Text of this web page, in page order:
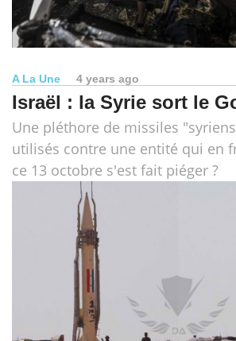
A La Une 4 years ago
Israël : la Syrie sort le
Une pléthore de missiles
utilisés contre une entité qui en
ce 13 octobre s'est fait piéger ?